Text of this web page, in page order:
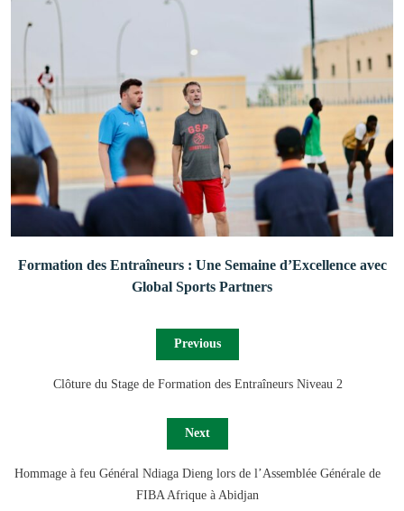
Formation des Entraîneurs : Une Semaine d’Excellence avec
Global Sports Partners
Previous
Clôture du Stage de Formation des Entraîneurs Niveau 2
Next
Hommage à feu Général Ndiaga Dieng lors de l’Assemblée Générale de
FIBA Afrique à Abidjan